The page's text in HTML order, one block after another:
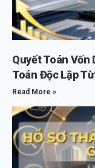
Quyết Toán Vốn
Toán Độc Lập
Read More »